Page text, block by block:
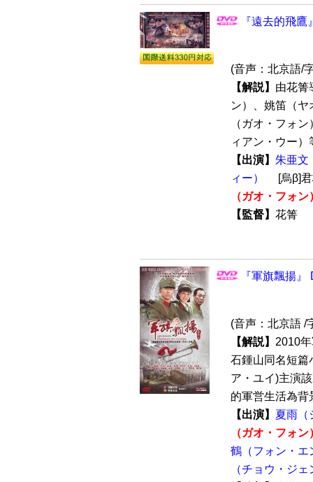
『遠去的飛
(音声：北京語/
【解説】 由花箐
ン）、姚笛（
（ガオ・フォ
ィアン・ウー
【出演】 朱亜文
ィー）
[烏β]
（ガオ・フォン
【監督】 花箐
『軍旗飄揚
(音声：北京語 /
【解説】 2010
石鍾山同名短篇
ア・ユイ)主演
的軍営生活為背
【出演】 夏雨（
（ガオ・フォン
鶴（フォン・エ
（チョウ・ジ